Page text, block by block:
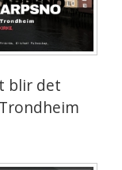
blir det